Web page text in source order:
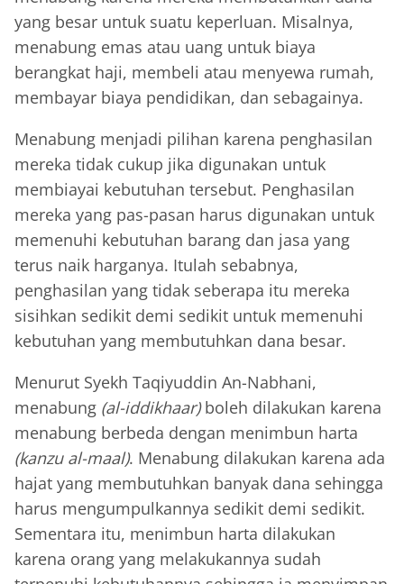
yang besar untuk suatu keperluan. Misalnya,
menabung emas atau uang untuk biaya
berangkat haji, membeli atau menyewa rumah,
membayar biaya pendidikan, dan sebagainya.
Menabung menjadi pilihan karena penghasilan
mereka tidak cukup jika digunakan untuk
membiayai kebutuhan tersebut. Penghasilan
mereka yang pas-pasan harus digunakan untuk
memenuhi kebutuhan barang dan jasa yang
terus naik harganya. Itulah sebabnya,
penghasilan yang tidak seberapa itu mereka
sisihkan sedikit demi sedikit untuk memenuhi
kebutuhan yang membutuhkan dana besar.
Menurut Syekh Taqiyuddin An-Nabhani,
menabung (al-iddikhaar)boleh dilakukan karena
menabung berbeda dengan menimbun harta
(kanzu al-maal). Menabung dilakukan karena ada
hajat yang membutuhkan banyak dana sehingga
harus mengumpulkannya sedikit demi sedikit.
Sementara itu, menimbun harta dilakukan
karena orang yang melakukannya sudah